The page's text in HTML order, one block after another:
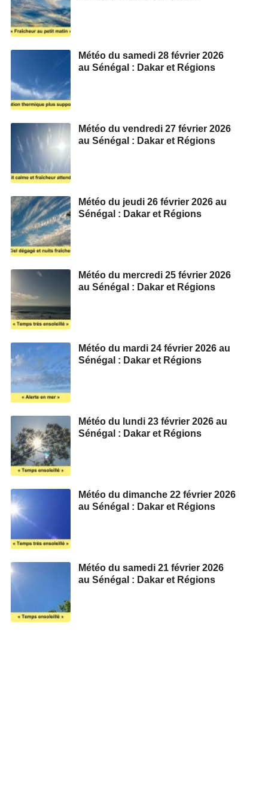
Météo du samedi 28 février 2026
au Sénégal : Dakar et Régions
Météo du vendredi 27 février 2026
au Sénégal : Dakar et Régions
Météo du jeudi 26 février 2026 au
Sénégal : Dakar et Régions
Météo du mercredi 25 février 2026
au Sénégal : Dakar et Régions
Météo du mardi 24 février 2026 au
Sénégal : Dakar et Régions
Météo du lundi 23 février 2026 au
Sénégal : Dakar et Régions
Météo du dimanche 22 février 2026
au Sénégal : Dakar et Régions
Météo du samedi 21 février 2026
au Sénégal : Dakar et Régions